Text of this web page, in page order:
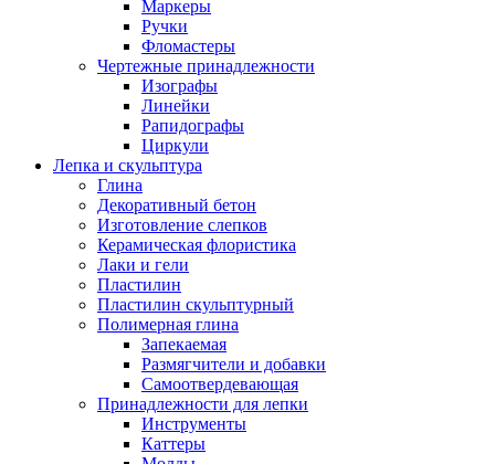
Маркеры
Ручки
Фломастеры
Чертежные принадлежности
Изографы
Линейки
Рапидографы
Циркули
Лепка и скульптура
Глина
Декоративный бетон
Изготовление слепков
Керамическая флористика
Лаки и гели
Пластилин
Пластилин скульптурный
Полимерная глина
Запекаемая
Размягчители и добавки
Самоотвердевающая
Принадлежности для лепки
Инструменты
Каттеры